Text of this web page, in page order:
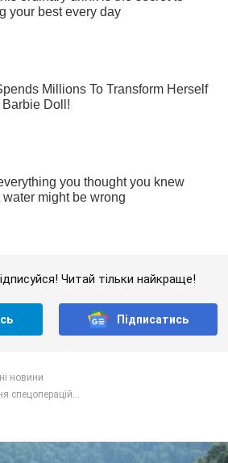
Читай тільки найкраще!
Підписатись
новини
спецоперацій...